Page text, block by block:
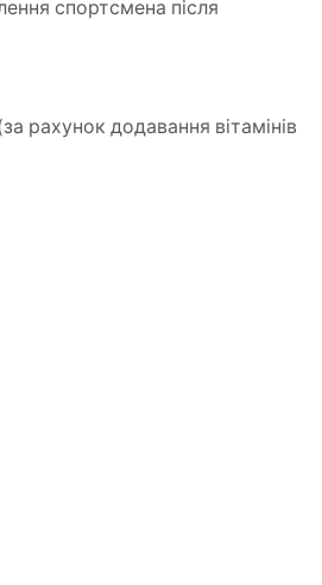
спортсмена після
рахунок додавання вітамінів